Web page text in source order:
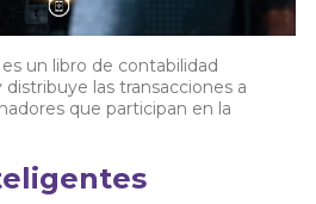
un libro de contabilidad
las transacciones a
que participan en la